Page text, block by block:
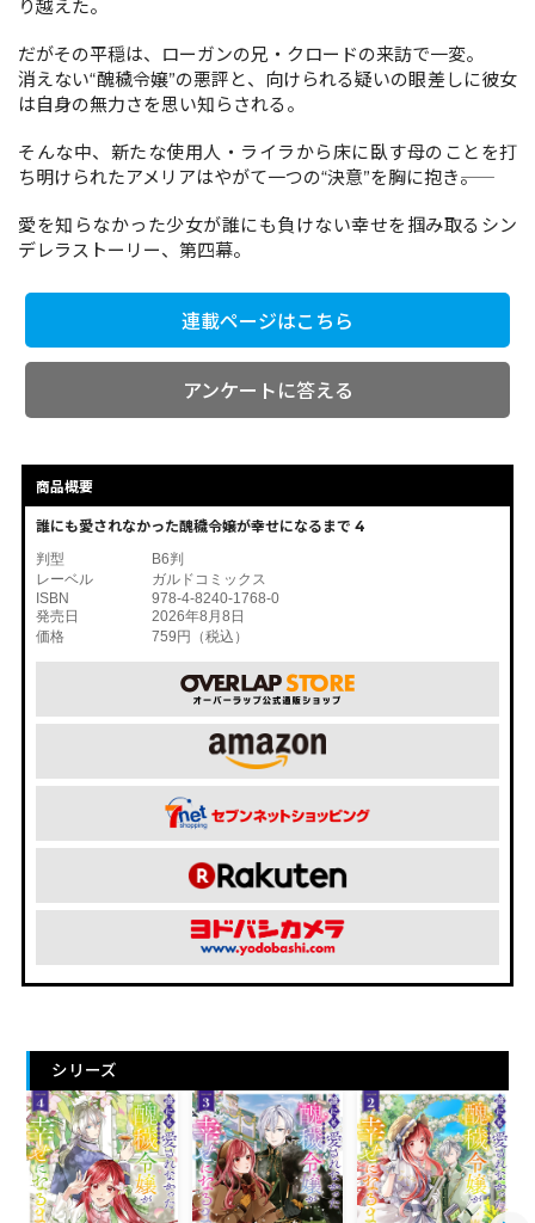
コミックエッセイ
閉じる
り越えた。
だがその平穏は、ローガンの兄・クロードの来訪で一変。
消えない“醜穢令嬢”の悪評と、向けられる疑いの眼差しに彼女
は自身の無力さを思い知らされる。
そんな中、新たな使用人・ライラから床に臥す母のことを打
ち明けられたアメリアはやがて一つの“決意”を胸に抱き――。
愛を知らなかった少女が誰にも負けない幸せを掴み取るシン
デレラストーリー、第四幕。
連載ページはこちら
アンケートに答える
商品概要
誰にも愛されなかった醜穢令嬢が幸せになるまで 4
判型
B6判
レーベル
ガルドコミックス
ISBN
978-4-8240-1768-0
発売日
2026年8月8日
価格
759円（税込）
シリーズ